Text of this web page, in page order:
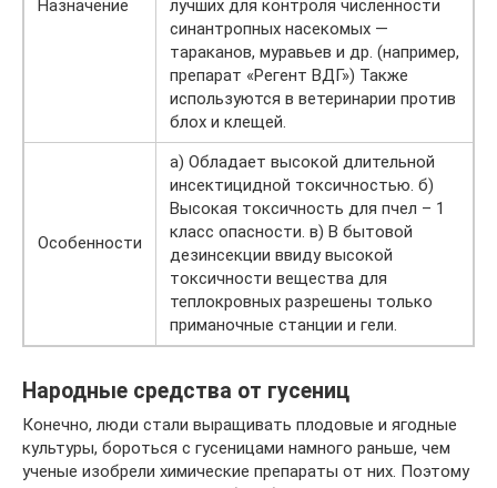
Назначение
лучших для контроля численности
синантропных насекомых —
тараканов, муравьев и др. (например,
препарат «Регент ВДГ») Также
используются в ветеринарии против
блох и клещей.
Особенности
а) Обладает высокой длительной
инсектицидной токсичностью. б)
Высокая токсичность для пчел – 1
класс опасности. в) В бытовой
дезинсекции ввиду высокой
токсичности вещества для
теплокровных разрешены только
приманочные станции и гели.
Народные средства от гусениц
Конечно, люди стали выращивать плодовые и ягодные
культуры, бороться с гусеницами намного раньше, чем
ученые изобрели химические препараты от них. Поэтому